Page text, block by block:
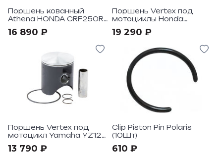
Поршень кованный
Athena HONDA CRF250R
16 890 ₽
Поршень Vertex под
мотоциклы Honda
Pro Replica
19 290 ₽
Поршень Vertex под
мотоцикл Yamaha YZ125
13 790 ₽
Clip Piston Pin Polaris
(10Шт)
610 ₽